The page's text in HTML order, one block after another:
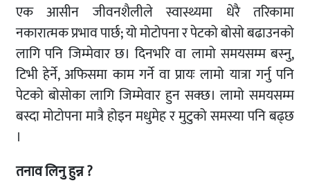
एक आसीन जीवनशैलीले स्वास्थ्यमा धेरै तरिकामा
नकारात्मक प्रभाव पार्छ; यो मोटोपना र पेटको बोसो बढाउनको
लागि पनि जिम्मेवार छ। दिनभरि वा लामो समयसम्म बस्नु,
टिभी हेर्ने, अफिसमा काम गर्ने वा प्रायः लामो यात्रा गर्नु पनि
पेटको बोसोका लागि जिम्मेवार हुन सक्छ। लामो समयसम्म
बस्दा मोटोपना मात्रै होइन मधुमेह र मुटुको समस्या पनि बढ्छ
।
तनाव लिनु हुन्न ?